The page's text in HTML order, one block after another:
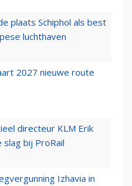
plaats Schiphol als best
luchthaven
2027 nieuwe route
directeur KLM Erik
slag bij ProRail
Izhavia in